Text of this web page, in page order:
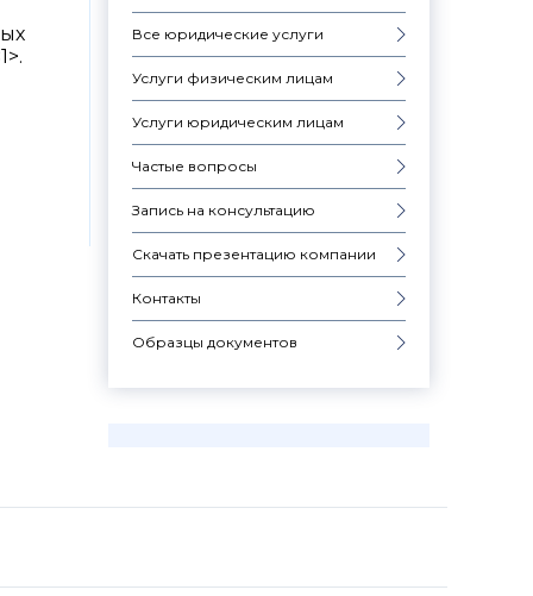
Все юридические услуги
Услуги физическим лицам
Услуги юридическим лицам
Частые вопросы
Запись на консультацию
Скачать презентацию компании
Контакты
Образцы документов